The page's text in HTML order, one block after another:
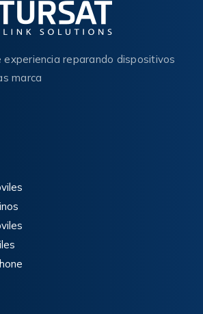
experiencia reparando dispositivos
marca